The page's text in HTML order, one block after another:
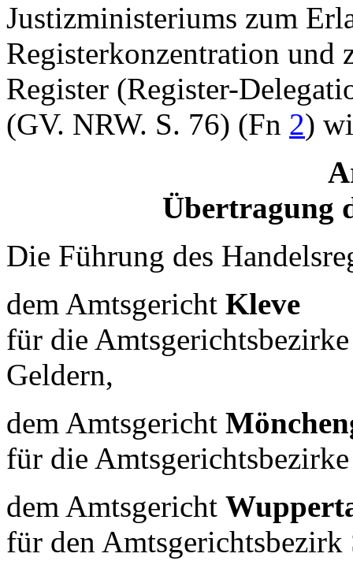
Justizministeriums zum
Registerkonzentration und
Register (Register-
(GV. NRW. S. 76) (Fn 2)
Übertragung
Die Führung des
dem Amtsgericht Kleve
für die
Geldern,
dem Amtsgericht
für die
dem Amtsgericht
für den Amtsgerichtsbezirk